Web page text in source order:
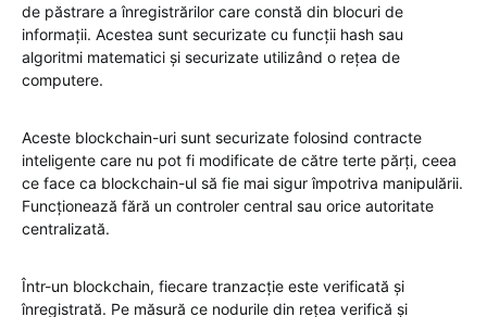
de păstrare a înregistrărilor care constă din blocuri de
informații. Acestea sunt securizate cu funcții hash sau
algoritmi matematici și securizate utilizând o rețea de
computere.
Aceste blockchain-uri sunt securizate folosind contracte
inteligente care nu pot fi modificate de către terte părți, ceea
ce face ca blockchain-ul să fie mai sigur împotriva manipulării.
Funcționează fără un controler central sau orice autoritate
centralizată.
Într-un blockchain, fiecare tranzacție este verificată și
înregistrată. Pe măsură ce nodurile din rețea verifică și